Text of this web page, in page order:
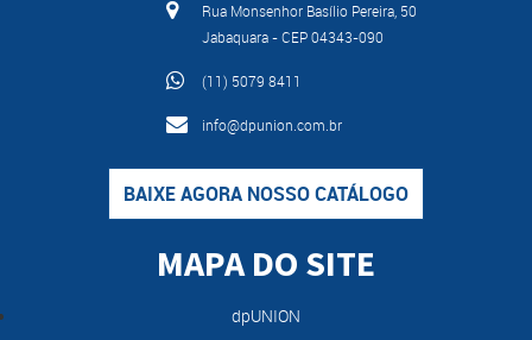
Rua Monsenhor Basílio Pereira, 50
Jabaquara - CEP 04343-090
(11) 5079 8411
info@dpunion.com.br
BAIXE AGORA NOSSO CATÁLOGO
MAPA DO SITE
dpUNION